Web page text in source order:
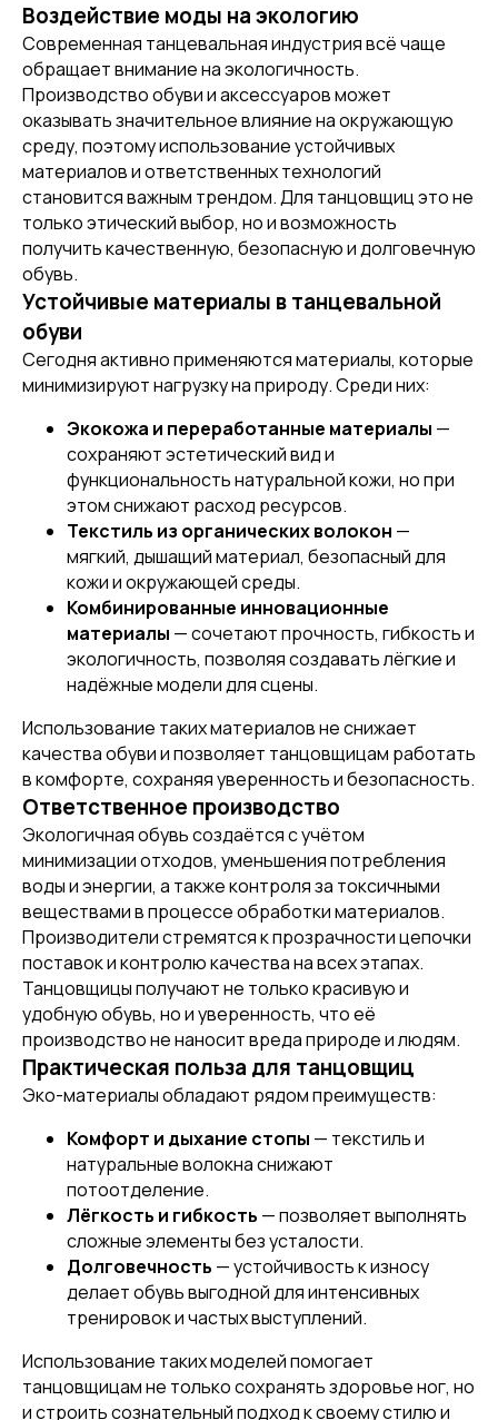
Воздействие моды на экологию
Современная танцевальная индустрия всё чаще
обращает внимание на экологичность.
Производство обуви и аксессуаров может
оказывать значительное влияние на окружающую
среду, поэтому использование устойчивых
материалов и ответственных технологий
становится важным трендом. Для танцовщиц это не
только этический выбор, но и возможность
получить качественную, безопасную и долговечную
обувь.
Устойчивые материалы в танцевальной
обуви
Сегодня активно применяются материалы, которые
минимизируют нагрузку на природу. Среди них:
Экокожа и переработанные материалы —
сохраняют эстетический вид и
функциональность натуральной кожи, но при
этом снижают расход ресурсов.
Текстиль из органических волокон —
мягкий, дышащий материал, безопасный для
кожи и окружающей среды.
Комбинированные инновационные
материалы — сочетают прочность, гибкость и
экологичность, позволяя создавать лёгкие и
надёжные модели для сцены.
Использование таких материалов не снижает
качества обуви и позволяет танцовщицам работать
в комфорте, сохраняя уверенность и безопасность.
Ответственное производство
Экологичная обувь создаётся с учётом
минимизации отходов, уменьшения потребления
воды и энергии, а также контроля за токсичными
веществами в процессе обработки материалов.
Производители стремятся к прозрачности цепочки
поставок и контролю качества на всех этапах.
Танцовщицы получают не только красивую и
удобную обувь, но и уверенность, что её
производство не наносит вреда природе и людям.
Практическая польза для танцовщиц
Эко-материалы обладают рядом преимуществ:
Комфорт и дыхание стопы — текстиль и
натуральные волокна снижают
потоотделение.
Лёгкость и гибкость — позволяет выполнять
сложные элементы без усталости.
Долговечность — устойчивость к износу
делает обувь выгодной для интенсивных
тренировок и частых выступлений.
Использование таких моделей помогает
танцовщицам не только сохранять здоровье ног, но
и строить сознательный подход к своему стилю и
[ DISCOUNTS ]
АКЦИИ